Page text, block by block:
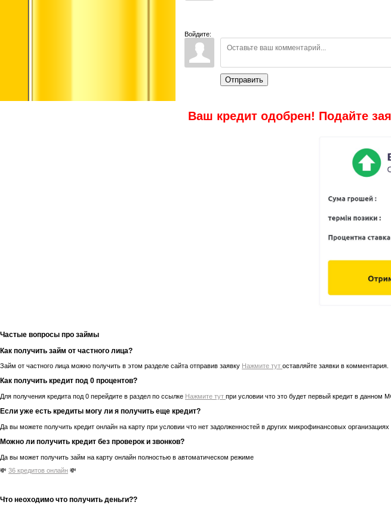
Войдите:
Отправить
Ваш кредит одобрен! Подайте
Частые вопросы про займы
Как получить займ от частного лица?
Займ от частного лица можно получить в этом разделе сайта отправив заявку Нажмите тут оставляйте заявки в комментария.
Как получить кредит под 0 процентов?
Для получения кредита под 0 перейдите в раздел по ссылке Нажмите тут при условии что это будет первый кредит в данном
Если уже есть кредиты могу ли я получить еще кредит?
Да вы можете получить кредит онлайн на карту при условии что нет задолженностей в других микрофинансовых организациях .
Можно ли получить кредит без проверок и звонков?
Да вы может получить займ на карту онлайн полностью в автоматическом режиме
💸 36 кредитов онлайн 💸
Что неоходимо что получить деньги??